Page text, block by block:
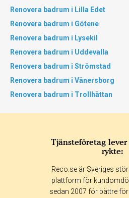
Renovera badrum i Lilla Edet
Renovera badrum i Götene
Renovera badrum i Lysekil
Renovera badrum i Uddevalla
Renovera badrum i Strömstad
Renovera badrum i Vänersborg
Renovera badrum i Trollhättan
Tjänsteföretag
rykte:
Reco.se är Sveriges
plattform för
sedan 2007 för bättre